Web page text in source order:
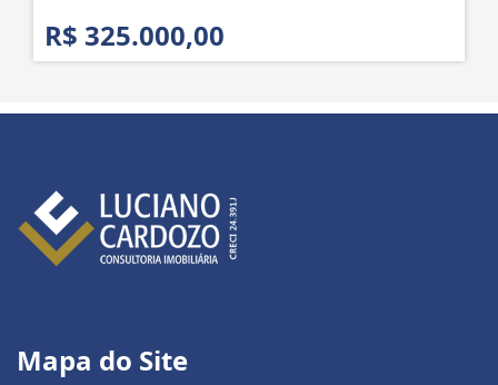
R$ 325.000,00
Mapa do Site